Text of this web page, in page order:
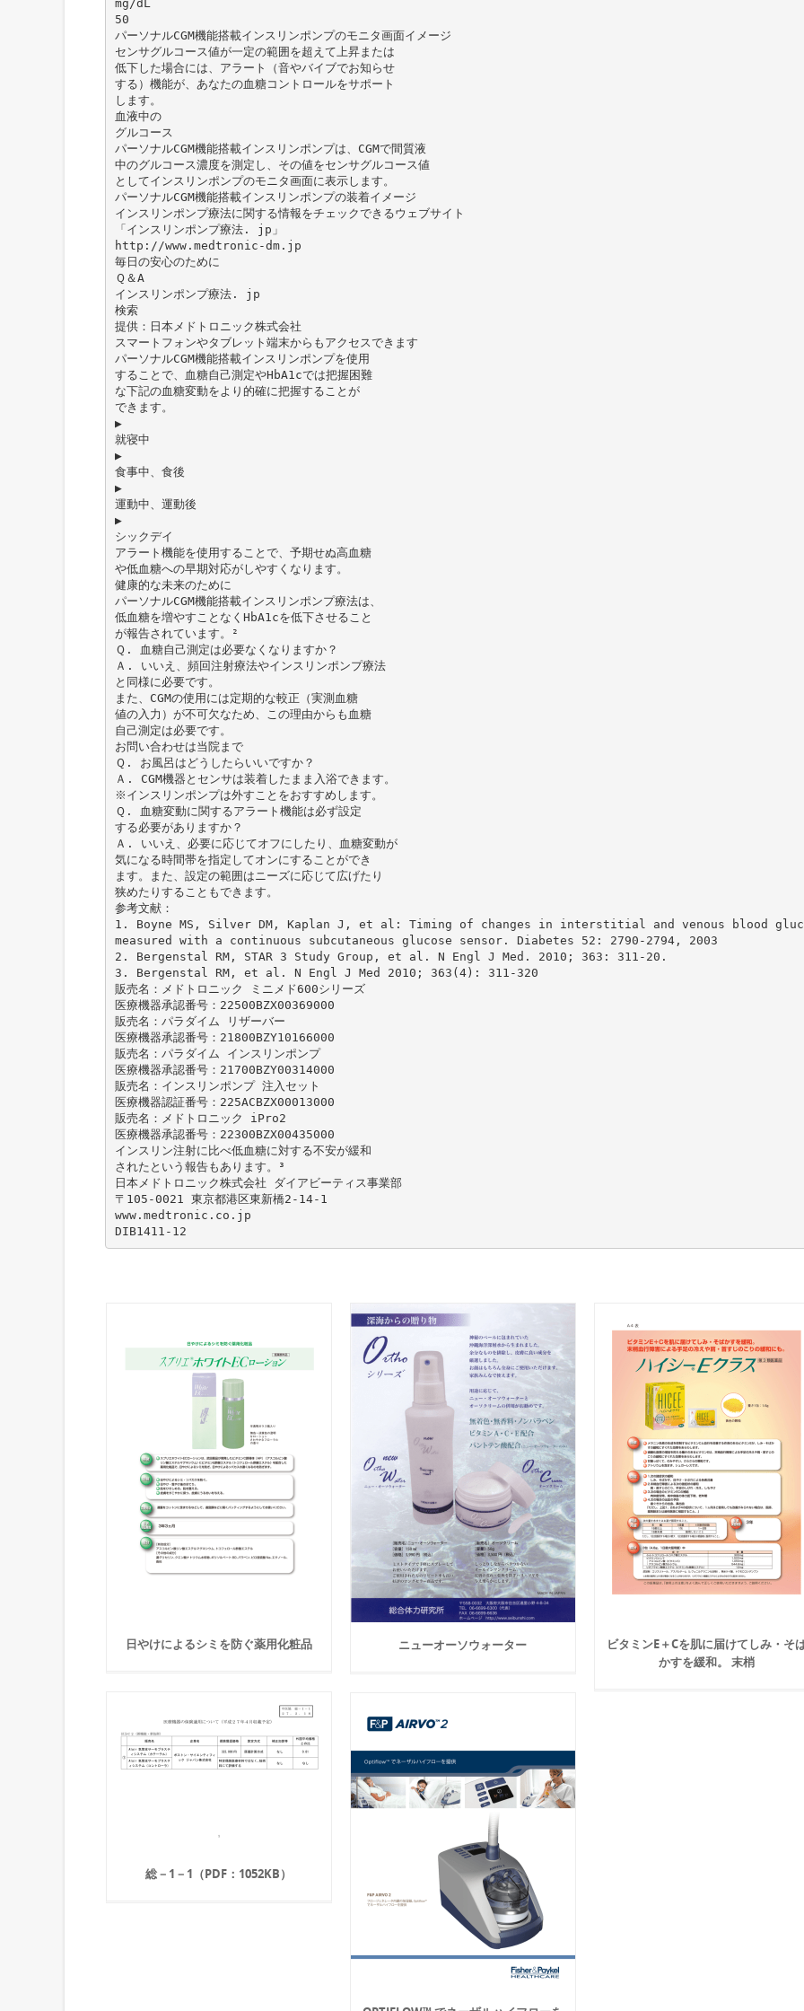
mg/dL
50
パーソナルCGM機能搭載インスリンポンプのモニタ画面イメージ
センサグルコース値が一定の範囲を超えて上昇または
低下した場合には、アラート（音やバイブでお知らせ
する）機能が、あなたの血糖コントロールをサポート
します。
血液中の
グルコース
パーソナルCGM機能搭載インスリンポンプは、CGMで間質液
中のグルコース濃度を測定し、その値をセンサグルコース値
としてインスリンポンプのモニタ画面に表示します。
パーソナルCGM機能搭載インスリンポンプの装着イメージ
インスリンポンプ療法に関する情報をチェックできるウェブサイト
「インスリンポンプ療法. jp」
http://www.medtronic-dm.jp
毎日の安心のために
Ｑ＆A
インスリンポンプ療法. jp
検索
提供：日本メドトロニック株式会社
スマートフォンやタブレット端末からもアクセスできます
パーソナルCGM機能搭載インスリンポンプを使用
することで、血糖自己測定やHbA1cでは把握困難
な下記の血糖変動をより的確に把握することが
できます。
▶
就寝中
▶
食事中、食後
▶
運動中、運動後
▶
シックデイ
アラート機能を使用することで、予期せぬ高血糖
や低血糖への早期対応がしやすくなります。
健康的な未来のために
パーソナルCGM機能搭載インスリンポンプ療法は、
低血糖を増やすことなくHbA1cを低下させること
が報告されています。²
Ｑ. 血糖自己測定は必要なくなりますか？
Ａ. いいえ、頻回注射療法やインスリンポンプ療法
と同様に必要です。
また、CGMの使用には定期的な較正（実測血糖
値の入力）が不可欠なため、この理由からも血糖
自己測定は必要です。
お問い合わせは当院まで
Ｑ. お風呂はどうしたらいいですか？
Ａ. CGM機器とセンサは装着したまま入浴できます。
※インスリンポンプは外すことをおすすめします。
Ｑ. 血糖変動に関するアラート機能は必ず設定
する必要がありますか？
Ａ. いいえ、必要に応じてオフにしたり、血糖変動が
気になる時間帯を指定してオンにすることができ
ます。また、設定の範囲はニーズに応じて広げたり
狭めたりすることもできます。
参考文献：
1. Boyne MS, Silver DM, Kaplan J, et al: Timing of changes in interstitial and venous blood
measured with a continuous subcutaneous glucose sensor. Diabetes 52: 2790-2794, 2003
2. Bergenstal RM, STAR 3 Study Group, et al. N Engl J Med. 2010; 363: 311-20.
3. Bergenstal RM, et al. N Engl J Med 2010; 363(4): 311-320
販売名：メドトロニック ミニメド600シリーズ
医療機器承認番号：22500BZX00369000
販売名：パラダイム リザーバー
医療機器承認番号：21800BZY10166000
販売名：パラダイム インスリンポンプ
医療機器承認番号：21700BZY00314000
販売名：インスリンポンプ 注入セット
医療機器認証番号：225ACBZX00013000
販売名：メドトロニック iPro2
医療機器承認番号：22300BZX00435000
インスリン注射に比べ低血糖に対する不安が緩和
されたという報告もあります。³
日本メドトロニック株式会社 ダイアビーティス事業部
〒105-0021 東京都港区東新橋2-14-1
www.medtronic.co.jp
日やけによるシミを防ぐ薬用化粧品 ニューオーソウォーター
ビタミンE＋Cを肌に届けてしみ・そ
かすを緩和。 末梢
総－1－1（PDF：1052KB）